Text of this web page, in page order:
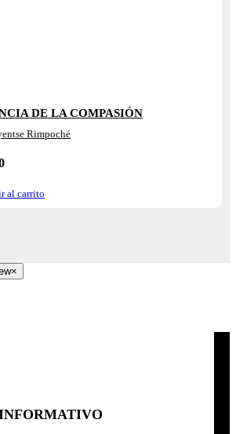
DE LA COMPASIÓN
Rimpoché
al carrito
×